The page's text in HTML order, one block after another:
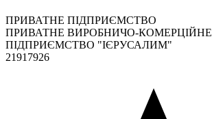
ПРИВАТНЕ ПІДПРИЄМСТВО
ПРИВАТНЕ ВИРОБНИЧО-КОМЕРЦІЙНЕ
ПІДПРИЄМСТВО "ІЄРУСАЛИМ"
21917926